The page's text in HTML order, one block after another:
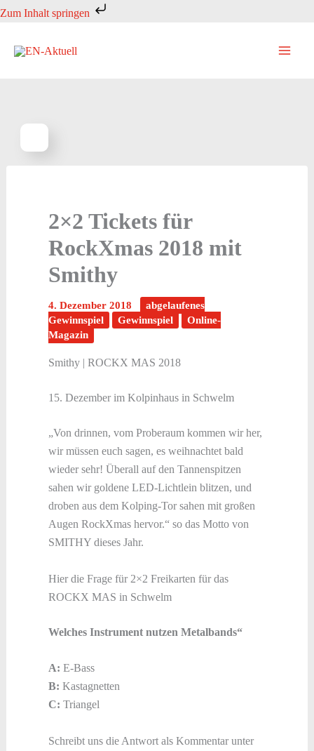
Zum Inhalt springen
Zum
springen
2×2 Tickets für
RockXmas 2018 mit
Smithy
4. Dezember 2018
abgelaufenes
Gewinnspiel
Gewinnspiel
Online-
Magazin
Smithy | ROCKX MAS 2018
15. Dezember im Kolpinhaus in Schwelm
„Von drinnen, vom Proberaum kommen wir her,
wir müssen euch sagen, es weihnachtet bald
wieder sehr! Überall auf den Tannenspitzen
sahen wir goldene LED-Lichtlein blitzen, und
droben aus dem Kolping-Tor sahen mit großen
Augen RockXmas hervor.“ so das Motto von
SMITHY dieses Jahr.
Hier die Frage für 2×2 Freikarten für das
ROCKX MAS in Schwelm
Welches Instrument nutzen Metalbands“
A: E-Bass
B: Kastagnetten
C: Triangel
Schreibt uns die Antwort als Kommentar unter